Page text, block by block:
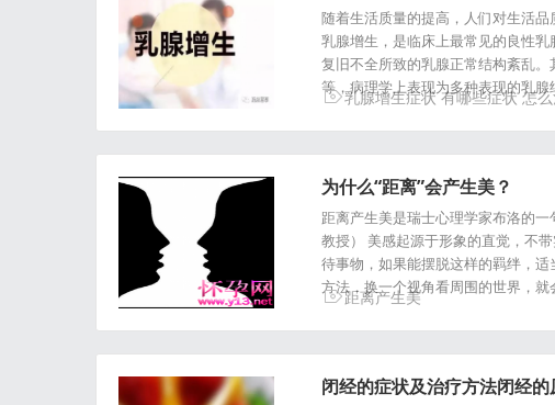
随着生活质量的提高，人们对生活
乳腺增生，是临床上最常见的良性
复旧不全所致的乳腺正常结构紊乱
等，病理学上表现为多种表现的乳
乳腺增生症状 有哪些症状 怎
为什么“距离”会产生美？
距离产生美是瑞士心理学家布洛的
教授） 美感起源于形象的直觉，不
待事物，如果能摆脱这样的羁绊，
方法，换一个视角看周围的世界，
距离产生美
闭经的症状及治疗方法闭经的